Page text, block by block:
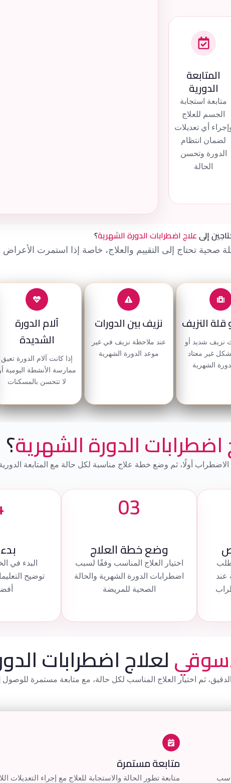
المتابعة
الدورية
متابعة استجابة
الجسم للعلاج
أي تعديلات
لضمان انتظام
الدورة وتحسن
الحالة
إلىعلاج اضطرابات الدورة الشهرية؟
تحتاج إلى التقييم والعلاج، خاصة إذا استمرت الأعراض
قلة النزيف
نزيف شديد أو
غير معتاد
الشهرية
نزيف بين الدورات
عند ملاحظة نزيف في غير
موعد الدورة الشهرية
آلام الدورة
الشديدة
إذا كانت آلام الدورة تعيق
ممارسة الأنشطة اليومية
لا تتحسن بالمسكنات
اضطرابات الدورة الشهرية؟
أولًا، ثم وضع خطة علاج مناسبة لكل حالة مع المتابعة
عند
03
وضع خطة العلاج
اختيار العلاج المناسب وفقًا لسبب
اضطرابات الدورة الشهرية والحالة
الصحية للمريضة
البدء في
توضيح
لعلاج اضطرابات
ثم اختيار العلاج المناسب لكل حالة، مع متابعة مستمرة
متابعة مستمرة
متابعة تطور الحالة والاستجابة للعلاج مع إجراء التعديلات